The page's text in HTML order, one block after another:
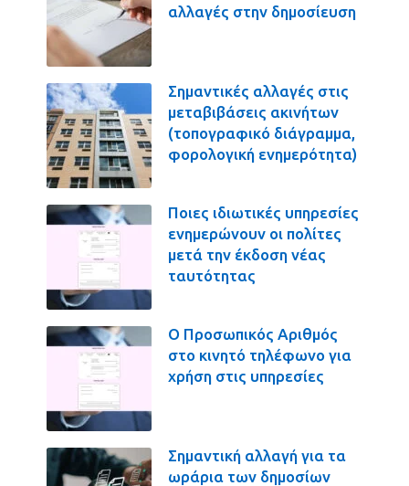
αλλαγές στην δημοσίευση
Σημαντικές αλλαγές στις
μεταβιβάσεις ακινήτων
(τοπογραφικό διάγραμμα,
φορολογική ενημερότητα)
Ποιες ιδιωτικές υπηρεσίες
ενημερώνουν οι πολίτες
μετά την έκδοση νέας
ταυτότητας
Ο Προσωπικός Αριθμός
στο κινητό τηλέφωνο για
χρήση στις υπηρεσίες
Σημαντική αλλαγή για τα
ωράρια των δημοσίων